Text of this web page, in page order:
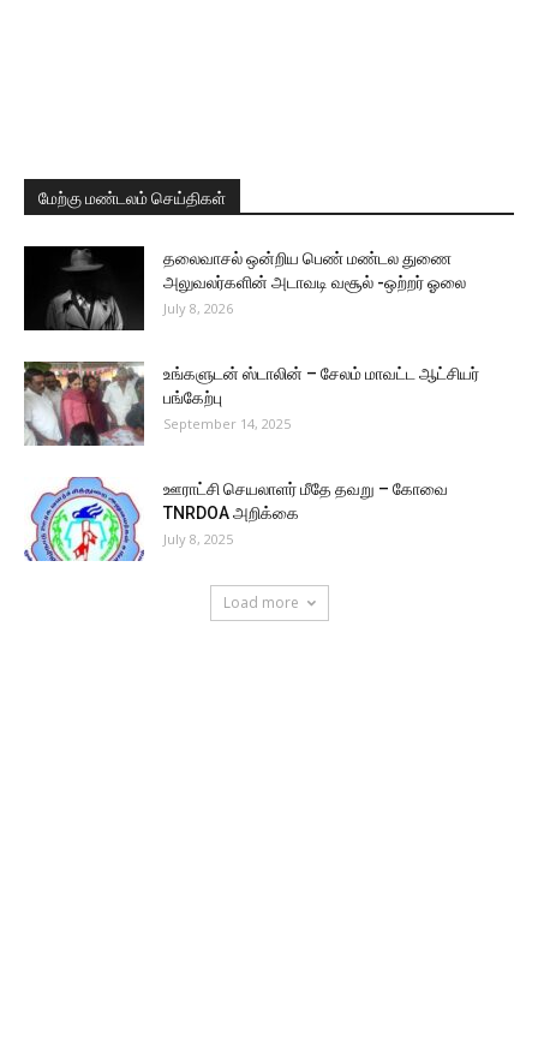
மேற்கு மண்டலம் செய்திகள்
தலைவாசல் ஒன்றிய பெண் மண்டல துணை
அலுவலர்களின் அடாவடி வசூல் -ஒற்றர் ஓலை
July 8, 2026
உங்களுடன் ஸ்டாலின் – சேலம் மாவட்ட ஆட்சியர்
பங்கேற்பு
September 14, 2025
ஊராட்சி செயலாளர் மீதே தவறு – கோவை
TNRDOA அறிக்கை
July 8, 2025
Load more